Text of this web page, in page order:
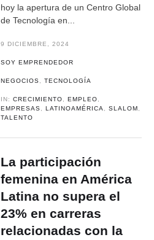
hoy la apertura de un Centro Global
de Tecnología en...
9 DICIEMBRE, 2024
SOY EMPRENDEDOR
NEGOCIOS ,TECNOLOGÍA
IN:CRECIMIENTO ,EMPLEO
EMPRESAS
,LATINOAMÉRICA ,SLALOM
TALENTO
La participación
femenina en América
Latina no supera el
23% en carreras
relacionadas con la